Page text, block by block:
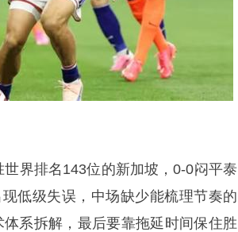
界排名143位的新加坡，0-0闷平泰
低级失误，中场缺少能梳理节奏的
系拆解，最后要靠拖延时间保住胜